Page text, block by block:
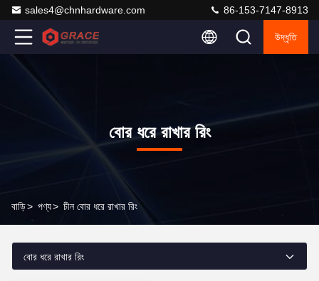
sales4@chnhardware.com 86-153-7147-8913
উদ্ধৃতি
বোর ধরে রাখার রিং
বাড়ি> পণ্য> চীন বোর ধরে রাখার রিং
বোর ধরে রাখার রিং